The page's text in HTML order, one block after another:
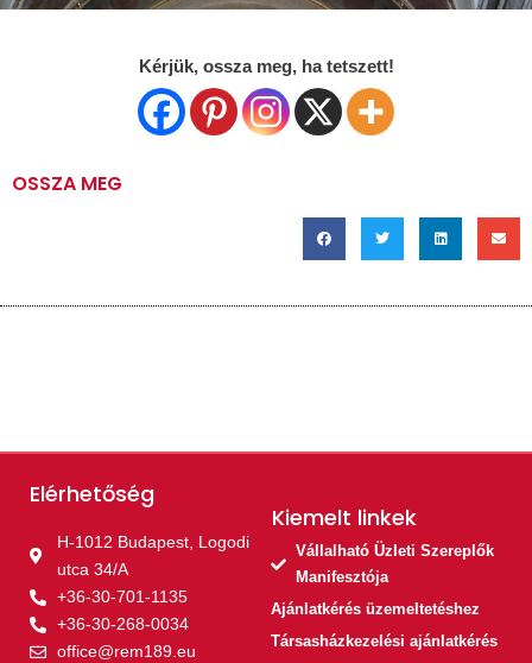
Kérjük, ossza meg, ha tetszett!
OSSZA MEG
Elérhetőség
H-1012 Budapest, Logodi
utca 34/A
+36-30-701-1135
+36-30-268-0034
office@rem189.eu
Kiemelt linkek​
Vállalható Üzleti Szereplők
Manifesztója
Ajánlatkérés üzemeltetéshez
Társasházkezelési ajánlatkérés